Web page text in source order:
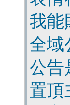
我能
全域
公告
置頂